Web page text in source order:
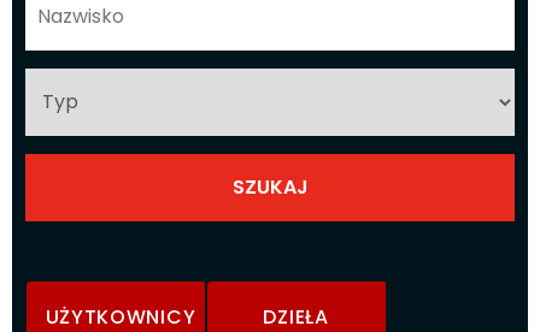
UŻYTKOWNICY DZIEŁA